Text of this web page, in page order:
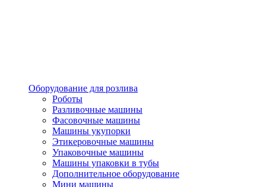
Оборудование для розлива
Роботы
Разливочные машины
Фасовочные машины
Машины укупорки
Этикеровочные машины
Упаковочные машины
Машины упаковки в тубы
Дополнительное оборудование
Мини машины